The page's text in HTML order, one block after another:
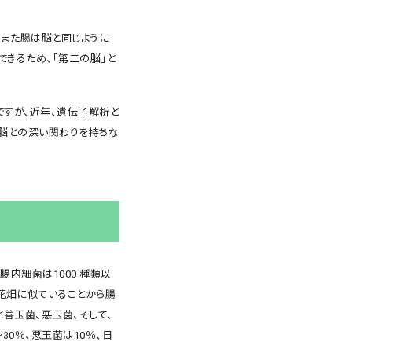
た腸は脳と同じように
るため、「第二の脳」と
が、近年、遺伝子解析と
との深い関わりを持ちな
腸内細菌は1000 種類以
畑に似ていることから腸
玉菌、悪玉菌、そして、
％、悪玉菌は10％、日